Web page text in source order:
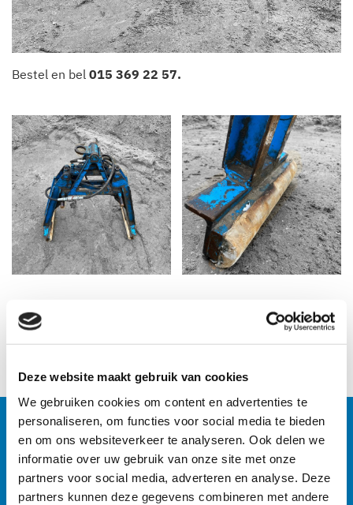
Deze website maakt gebruik van cookies
We gebruiken cookies om content en advertenties te
personaliseren, om functies voor social media te bieden
en om ons websiteverkeer te analyseren. Ook delen we
informatie over uw gebruik van onze site met onze
partners voor social media, adverteren en analyse. Deze
partners kunnen deze gegevens combineren met andere
Bestel en bel 015 369 22 57.
Machines
Zoekt u specifieke machines? U vindt ze razendsnel met